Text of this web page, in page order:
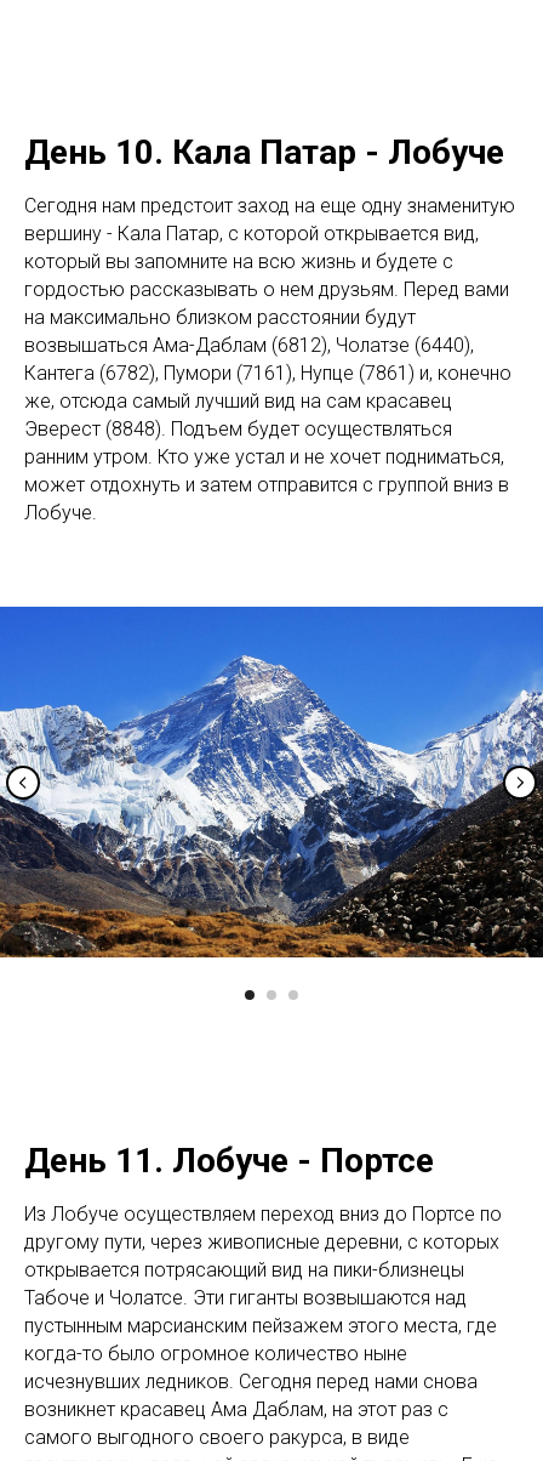
День 10. Кала Патар - Лобуче
Сегодня нам предстоит заход на еще одну знаменитую
вершину - Кала Патар, с которой открывается вид,
который вы запомните на всю жизнь и будете с
гордостью рассказывать о нем друзьям. Перед вами
на максимально близком расстоянии будут
возвышаться Ама-Даблам (6812), Чолатзе (6440),
Кантега (6782), Пумори (7161), Нупце (7861) и, конечно
же, отсюда самый лучший вид на сам красавец
Эверест (8848). Подъем будет осуществляться
ранним утром. Кто уже устал и не хочет подниматься,
может отдохнуть и затем отправится с группой вниз в
Лобуче.
День 11. Лобуче - Портсе
Из Лобуче осуществляем переход вниз до Портсе по
другому пути, через живописные деревни, с которых
открывается потрясающий вид на пики-близнецы
Табоче и Чолатсе. Эти гиганты возвышаются над
пустынным марсианским пейзажем этого места, где
когда-то было огромное количество ныне
исчезнувших ледников. Сегодня перед нами снова
возникнет красавец Ама Даблам, на этот раз с
самого выгодного своего ракурса, в виде